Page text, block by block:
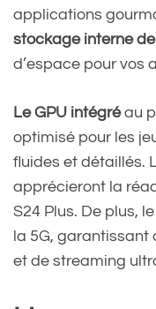
applications
stockage interne
d’espace pour vos
Le GPU intégréau
optimisé pour les
fluides et détaillés.
apprécieront la
S24 Plus. De plus,
la 5G,
et de streaming